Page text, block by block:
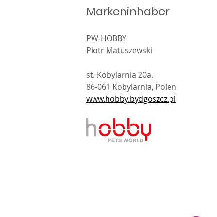
Markeninhaber
PW-HOBBY
Piotr Matuszewski
st. Kobylarnia 20a,
86-061 Kobylarnia, Polen
www.hobby.bydgoszcz.pl